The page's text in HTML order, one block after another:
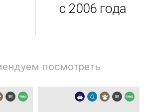
с 2006 года
посмотреть